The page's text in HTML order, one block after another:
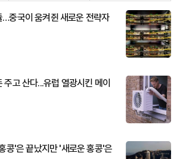
중국이 움켜쥔 새로운 전략자
고 산다...유럽 열광시킨 메이
콩'은 끝났지만 '새로운 홍콩'은